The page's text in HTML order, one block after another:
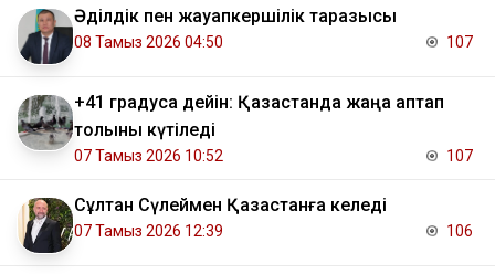
Әділдік пен жауапкершілік таразысы
08 Тамыз 2026 04:50 107
+41 градусқа дейін: Қазақстанда жаңа аптап
толқыны күтіледі
07 Тамыз 2026 10:52 107
Сұлтан Сүлеймен Қазақстанға келеді
07 Тамыз 2026 12:39 106